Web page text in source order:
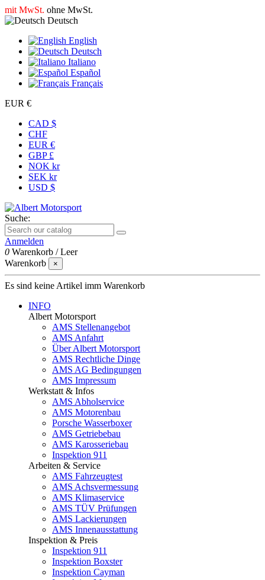
mit MwSt. ohne MwSt.
Deutsch
English
Deutsch
Italiano
Español
Français
EUR €
CAD $
CHF
EUR €
GBP £
NOK kr
SEK kr
USD $
Suche:
Anmelden
0 Warenkorb /Leer
Warenkorb
×
Es sind keine Artikel imm Warenkorb
INFO
Albert Motorsport
AMS Stellenangebot
AMS Anfahrt
Über Albert Motorsport
AMS Rechtliche Dinge
AMS AG Bedingungen
AMS Impressum
Werkstatt & Infos
AMS Abholservice
AMS Motorenbau
Porsche Wasserboxer
AMS Getriebebau
AMS Karosseriebau
Inspektion 911
Arbeiten & Service
AMS Fahrzeugtest
AMS Achsvermessung
AMS Klimaservice
AMS TÜV Prüfungen
AMS Lackierungen
AMS Innenausstattung
Inspektion & Preis
Inspektion 911
Inspektion Boxster
Inspektion Cayman